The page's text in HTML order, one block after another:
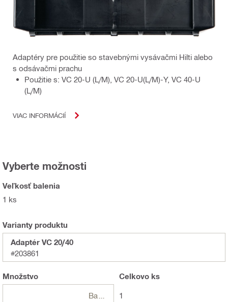
Adaptéry pre použitie so stavebnými vysávačmi Hilti alebo
s odsávačmi prachu
Použitie s: VC 20-U (L/M), VC 20-U(L/M)-Y, VC 40-U
(L/M)
VIAC INFORMÁCIÍ
Vyberte možnosti
Veľkosť balenia
1 ks
Varianty produktu
Adaptér VC 20/40
#203861
Množstvo Celkovo ks
1